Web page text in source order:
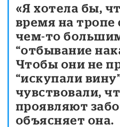
«Я хотела бы,
время на тропе
чем-то
“отбывание
Чтобы они не
“искупали
чувствовали,
проявляют
объясняет она.